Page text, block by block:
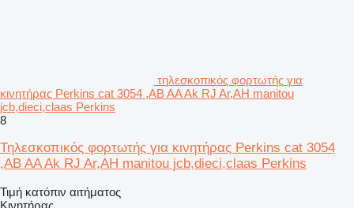
τηλεσκοπικός φορτωτής για
κινητήρας Perkins cat 3054 ,AB AA Ak RJ Ar,AH manitou
jcb,dieci,claas Perkins
8
Τηλεσκοπικός φορτωτής για κινητήρας Perkins cat 3054
,AB AA Ak RJ Ar,AH manitou jcb,dieci,claas Perkins
Τιμή κατόπιν αιτήματος
Κινητήρας